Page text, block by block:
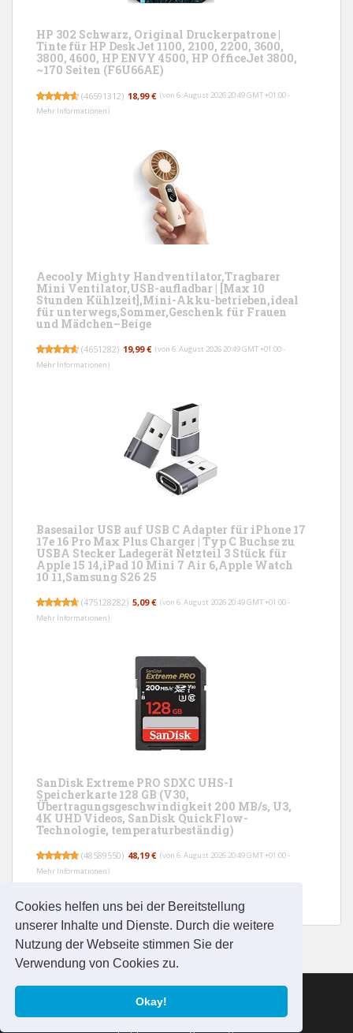
Cookies helfen uns bei der Bereitstellung
unserer Inhalte und Dienste. Durch die weitere
Nutzung der Webseite stimmen Sie der
Verwendung von Cookies zu.
Okay!
HP 302 Schwarz, Original Druckerpatrone |
Tinte für HP DeskJet 1100, 2100, 2200, 3600,
3800, 4600, HP ENVY 4500, HP OfficeJet 3800,
~170 Seiten (F6U66AE)
(46591312) 18,99 € (von 6. August 2026 20:49 GMT +01:00 -
Mehr Informationen)
Aecooly Mighty Handventilator,Tragbarer
Mini Ventilator,USB-aufladbar | [Max 10
Stunden Kühlzeit],Mini-Akku-betrieben,ideal
für unterwegs,Sommer,Geschenk für Frauen
und Mädchen–Beige
(4651282) 19,99 € (von 6. August 2026 20:49 GMT +01:00 -
Mehr Informationen)
Basesailor USB auf USB C Adapter für iPhone 17
17e 16 Pro Max Plus Charger | Typ C Buchse zu
USBA Stecker Ladegerät Netzteil 3 Stück für
Apple 15 14,iPad 10 Mini 7 Air 6,Apple Watch
10 11,Samsung S26 25
(475128282) 5,09 € (von 6. August 2026 20:49 GMT +01:00 -
Mehr Informationen)
SanDisk Extreme PRO SDXC UHS-I
Speicherkarte 128 GB (V30,
Übertragungsgeschwindigkeit 200 MB/s, U3,
4K UHD Videos, SanDisk QuickFlow-
Technologie, temperaturbeständig)
(48589550) 48,19 € (von 6. August 2026 20:49 GMT +01:00 -
Mehr Informationen)
IMPRESSUM
absolutMac | Apple AnleitungenAll rights reserved.